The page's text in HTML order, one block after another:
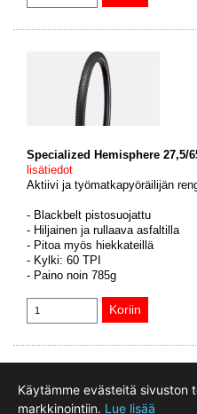
Käytämme evästeitä sivuston
markkinointiin. Lue lisää
Specialized Hemisphere 27,5/
lisätiedot
Aktiivi ja työmatkapyöräilijän
- Blackbelt pistosuojattu
- Hiljainen ja rullaava asfaltilla
- Pitoa myös hiekkateillä
- Kylki: 60 TPI
- Paino noin 785g
Motokeidas Oy, Taninkatu 11